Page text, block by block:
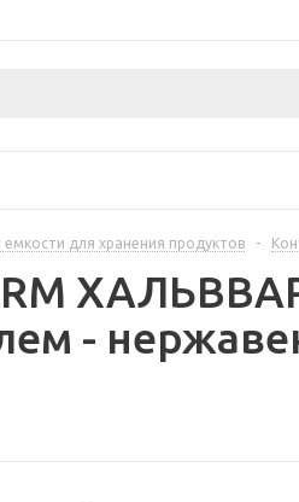
для хранения продуктов -
-